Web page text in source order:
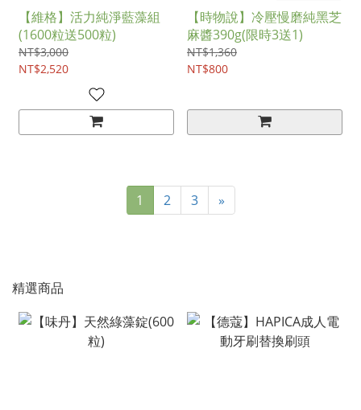
【維格】活力純淨藍藻組
(1600粒送500粒)
NT$3,000
NT$2,520
【時物說】冷壓慢磨純黑芝
麻醬390g(限時3送1)
NT$1,360
NT$800
1 2 3 »
精選商品